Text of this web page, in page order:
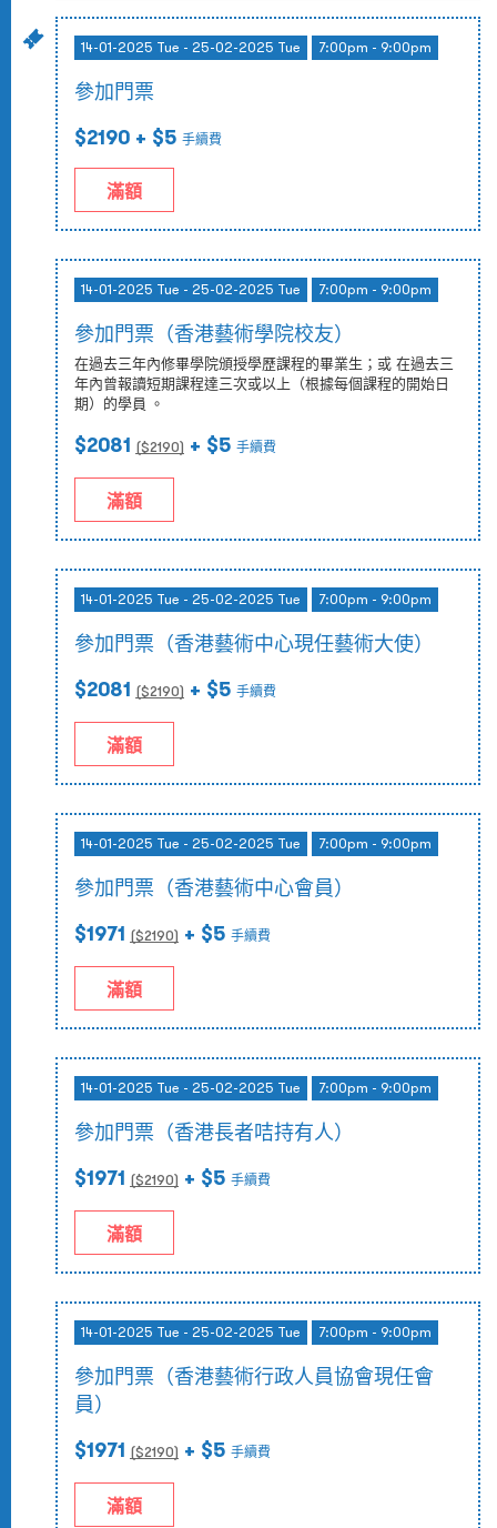
14-01-2025 Tue - 25-02-2025 Tue 7:00pm - 9:00pm
參加門票
$2190 + $5 手續費
滿額
14-01-2025 Tue - 25-02-2025 Tue 7:00pm - 9:00pm
參加門票（香港藝術學院校友）
在過去三年內修畢學院頒授學歷課程的畢業生；或 在過去三
年內曾報讀短期課程達三次或以上（根據每個課程的開始日
期）的學員 。
$2081 ($2190) + $5 手續費
滿額
14-01-2025 Tue - 25-02-2025 Tue 7:00pm - 9:00pm
參加門票（香港藝術中心現任藝術大使）
$2081 ($2190) + $5 手續費
滿額
14-01-2025 Tue - 25-02-2025 Tue 7:00pm - 9:00pm
參加門票（香港藝術中心會員）
$1971 ($2190) + $5 手續費
滿額
14-01-2025 Tue - 25-02-2025 Tue 7:00pm - 9:00pm
參加門票（香港長者咭持有人）
$1971 ($2190) + $5 手續費
滿額
14-01-2025 Tue - 25-02-2025 Tue 7:00pm - 9:00pm
參加門票（香港藝術行政人員協會現任會
員）
$1971 ($2190) + $5 手續費
滿額